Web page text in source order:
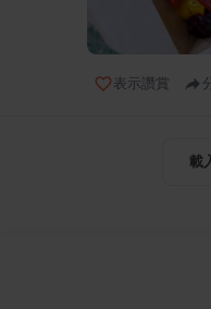
表示讚賞
載